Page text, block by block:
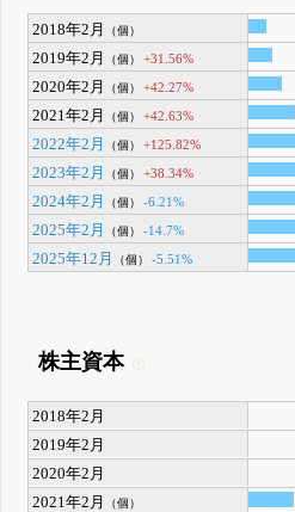
2018年2月 （個）
2019年2月
（個） +31.56%
2020年2月
（個） +42.27%
2021年2月
（個） +42.63%
2022年2月
（個） +125.82%
2023年2月
（個） +38.34%
2024年2月
（個） -6.21%
2025年2月
（個） -14.7%
2025年12月
（個） -5.51%
株主資本
2018年2月
2019年2月
2020年2月
2021年2月
（個）